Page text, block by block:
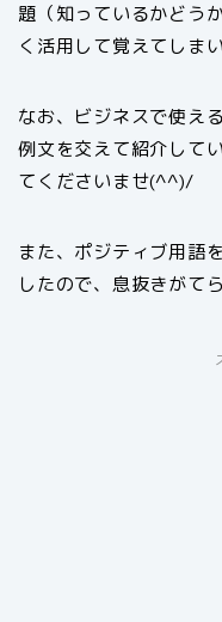
題（知っているかどう
く活用して覚えてしま
なお、ビジネスで使え
例文を交えて紹介して
てくださいませ(^^)/
また、ポジティブ用語
したので、息抜きがて